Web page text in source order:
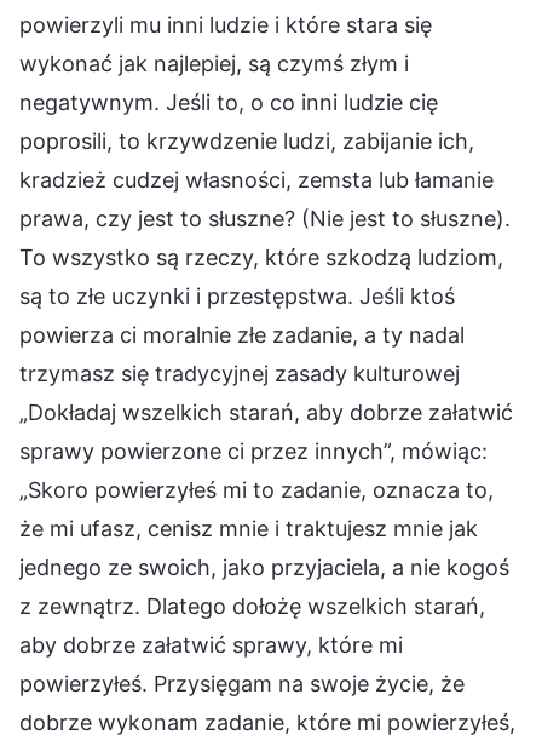
powierzyli mu inni ludzie i które stara się
wykonać jak najlepiej, są czymś złym i
negatywnym. Jeśli to, o co inni ludzie cię
poprosili, to krzywdzenie ludzi, zabijanie ich,
kradzież cudzej własności, zemsta lub łamanie
prawa, czy jest to słuszne? (Nie jest to słuszne).
To wszystko są rzeczy, które szkodzą ludziom,
są to złe uczynki i przestępstwa. Jeśli ktoś
powierza ci moralnie złe zadanie, a ty nadal
trzymasz się tradycyjnej zasady kulturowej
„Dokładaj wszelkich starań, aby dobrze załatwić
sprawy powierzone ci przez innych”, mówiąc:
„Skoro powierzyłeś mi to zadanie, oznacza to,
że mi ufasz, cenisz mnie i traktujesz mnie jak
jednego ze swoich, jako przyjaciela, a nie kogoś
z zewnątrz. Dlatego dołożę wszelkich starań,
aby dobrze załatwić sprawy, które mi
powierzyłeś. Przysięgam na swoje życie, że
dobrze wykonam zadanie, które mi powierzyłeś,